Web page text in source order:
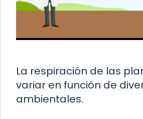
La respiración de las
variar en función de
ambientales.